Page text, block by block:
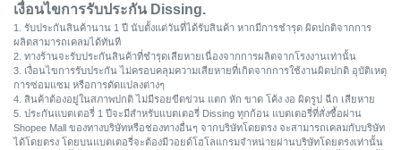
เงื่อนไขการรับประกัน Dissing.
1. รับประกันสินค้านาน 1 ปี นับตั้งแต่วันที่ได้รับสินค้า หากมีการชำรุด ผิดปกติจากการ
ผลิตสามารถเคลมได้ทันที
2. ทางร้านจะรับประกันสินค้าที่ชำรุดเสียหายเนื่องจากการผลิตจากโรงงานเท่านั้น
3. เงื่อนไขการรับประกัน ไม่ครอบคลุมความเสียหายที่เกิดจากการใช้งานผิดปกติ อุบัติเหตุ
การซ่อมแซม หรือการดัดแปลงต่างๆ
4. สินค้าต้องอยู่ในสภาพปกติ ไม่มีรอยขีดข่วน แตก หัก ขาด โค้ง งอ ผิดรูป ฉีก เสียหาย
5. ประกันแบตเตอรี่ 1 ปีจะมีสำหรับแบตเตอรี่ Dissing ทุกก้อน แบตเตอรี่ที่สั่งซื้อผ่าน
Shopee Mall ของทางบริษัทหรือช่องทางอื่นๆ จากบริษัทโดยตรง จะสามารถเคลมกับบริษัท
ได้โดยตรง โดยบนแบตเตอรี่จะต้องมีวอยด์โฮโลแกรมจำหน่ายผ่านบริษัทโดยตรงเท่านั้น